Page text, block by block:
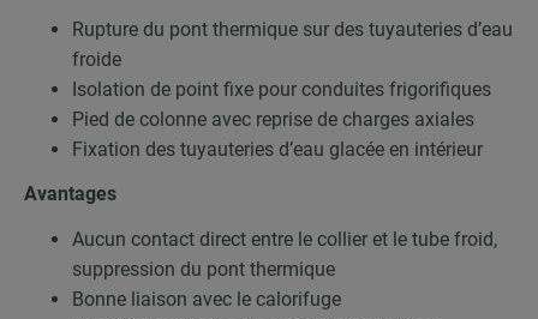
Rupture du pont thermique sur des tuyauteries d’eau
froide
Isolation de point fixe pour conduites frigorifiques
Pied de colonne avec reprise de charges axiales
Fixation des tuyauteries d’eau glacée en intérieur
Avantages
Aucun contact direct entre le collier et le tube froid,
suppression du pont thermique
Bonne liaison avec le calorifuge